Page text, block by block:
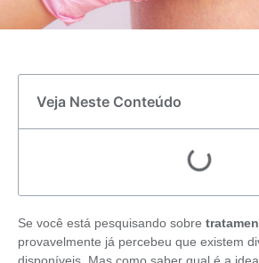
Veja Neste Conteúdo
Se você está pesquisando sobre
provavelmente já percebeu que existem